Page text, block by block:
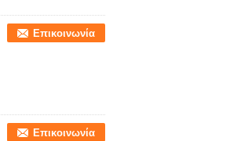
Επικοινωνία
Επικοινωνία